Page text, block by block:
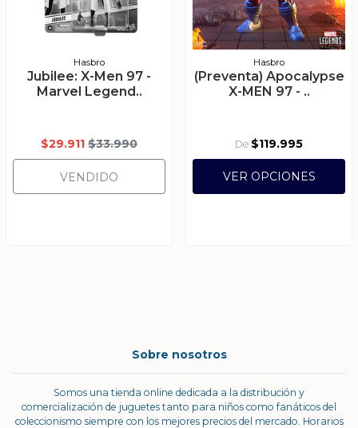
Hasbro
Jubilee: X-Men 97 -
Marvel Legend..
$29.911 $33.990
VENDIDO
Hasbro
(Preventa) Apocalypse
X-MEN 97 - ..
De $119.995
VER OPCIONES
Sobre nosotros
Somos una tienda online dedicada a la distribución y
comercialización de juguetes tanto para niños como fanáticos del
coleccionismo siempre con los mejores precios del mercado. Horarios